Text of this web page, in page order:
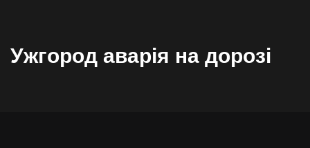
Ужгород аварія на дорозі